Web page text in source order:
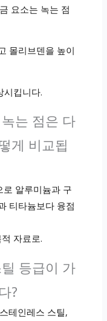
요소는 녹는 점
몰리브덴을 높이
시킵니다.
는 점은 다
게 비교됩
알루미늄과 구
티타늄보다 융점
자료로.
등급이 가
?
테인레스 스틸,